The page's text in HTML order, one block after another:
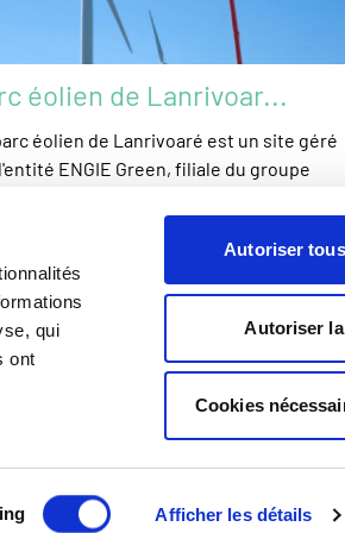
qui
ont
Afficher les détails
Autoriser
Autoriser
Cookies
éolien de Lanrivoar...
éolien de Lanrivoaré est un site géré
ENGIE Green, filiale du groupe
Mentions Légales
Crédits